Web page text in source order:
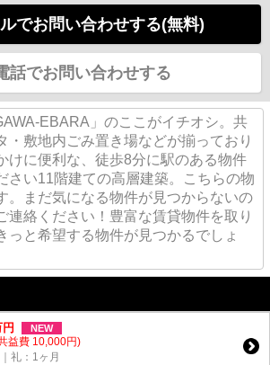
でお問い合わせする(無料)
話でお問い合わせする
EBARA」のここがイチオシ。共
・敷地内ごみ置き場などが揃っており
けに便利な、徒歩8分に駅のある物件
さい11階建ての高層建築。こちらの物
。まだ気になる物件が見つからないの
連絡ください！豊富な賃貸物件を取り
っと希望する物件が見つかるでしょ
円 NEW
益費 10,000円)
礼：1ヶ月